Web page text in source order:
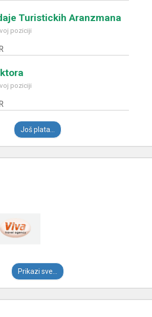
Turistickih Aranzmana
poziciji
poziciji
Još plata...
Prikazi sve...